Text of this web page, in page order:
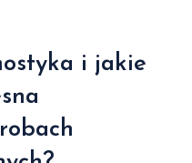
i jakie